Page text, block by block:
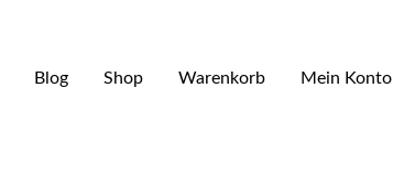
Blog Shop Warenkorb Mein Konto